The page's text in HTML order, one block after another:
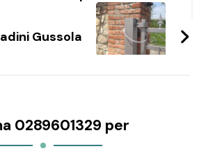
Gussola
0289601329 per